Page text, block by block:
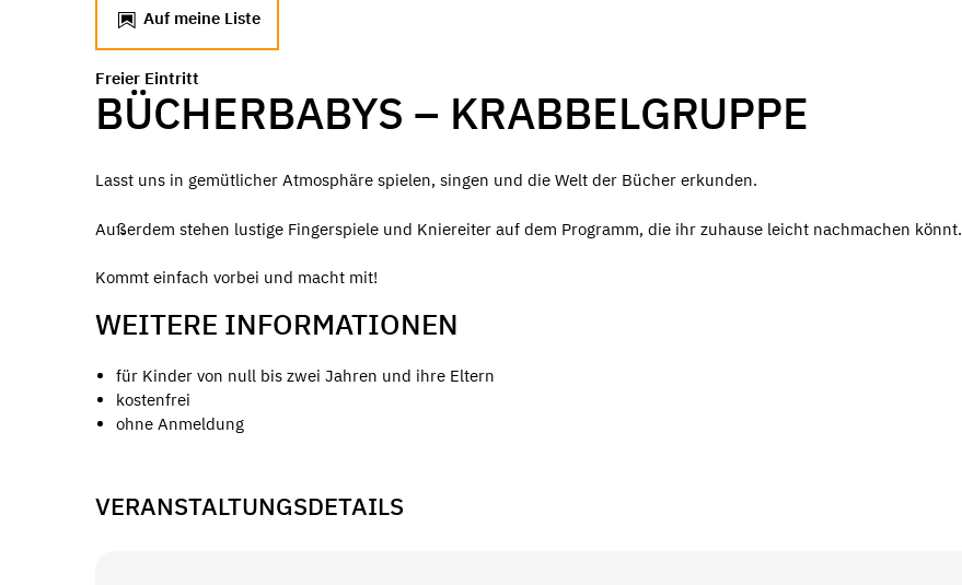
Auf meine Liste
Freier Eintritt
BÜCHERBABYS – KRABBELGRUPPE
Lasst uns in gemütlicher Atmosphäre spielen, singen und die Welt der Bücher erkunden.
Außerdem stehen lustige Fingerspiele und Kniereiter auf dem Programm, die ihr zuhause leicht nachmachen könnt.
Kommt einfach vorbei und macht mit!
WEITERE INFORMATIONEN
für Kinder von null bis zwei Jahren und ihre Eltern
kostenfrei
ohne Anmeldung
VERANSTALTUNGSDETAILS